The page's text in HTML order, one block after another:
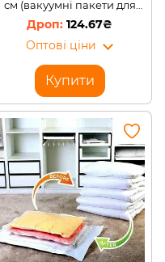
см (вакуумні пакети для
вакууматора)
124.67₴
Оптові ціни
Купити